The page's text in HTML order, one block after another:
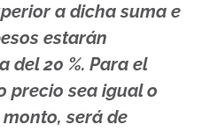
a dicha suma e
estarán
del 20 %. Para el
precio sea igual o
será de